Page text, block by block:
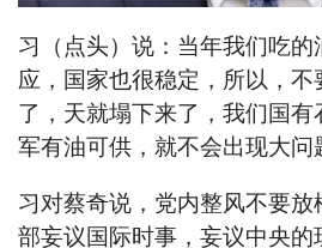
习（点头）说：当年我们吃
应，国家也很稳定，所以，不
了，天就塌下来了，我们国
军有油可供，就不会出现大问
习对蔡奇说，党内整风不要
部妄议国际时事，妄议中央的